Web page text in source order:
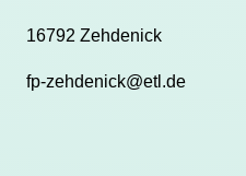
16792 Zehdenick
fp-zehdenick@etl.de